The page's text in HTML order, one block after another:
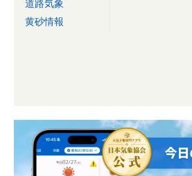
道路気象
黄砂情報